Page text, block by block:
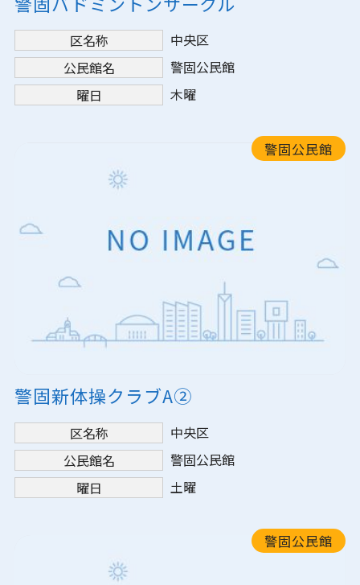
区名称
中央区
公民館名
警固公民館
曜日
木曜
警固公民館
警固新体操クラブA②
区名称
中央区
公民館名
警固公民館
曜日
土曜
警固公民館